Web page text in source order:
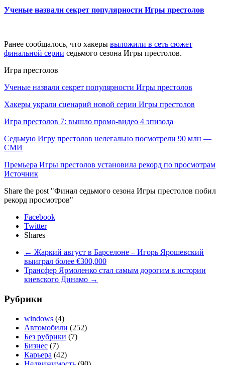
Ученые назвали секрет популярности Игры престолов
Ранее сообщалось, что хакеры выложили в сеть сюжет
финальной серии седьмого сезона Игры престолов.
Игра престолов
Ученые назвали секрет популярности Игры престолов
Хакеры украли сценарий новой серии Игры престолов
Игра престолов 7: вышло промо-видео 4 эпизода
Седьмую Игру престолов нелегально посмотрели 90 млн —
СМИ
Премьера Игры престолов установила рекорд по просмотрам
Источник
Share the post "Финал седьмого сезона Игры престолов побил
рекорд просмотров"
Facebook
Twitter
Shares
← Жаркий август в Барселоне – Игорь Ярошевский
выиграл более €300,000
Трансфер Ярмоленко стал самым дорогим в истории
киевского Динамо →
Рубрики
windows (4)
Автомобили (252)
Без рубрики (7)
Бизнес (7)
Карьера (42)